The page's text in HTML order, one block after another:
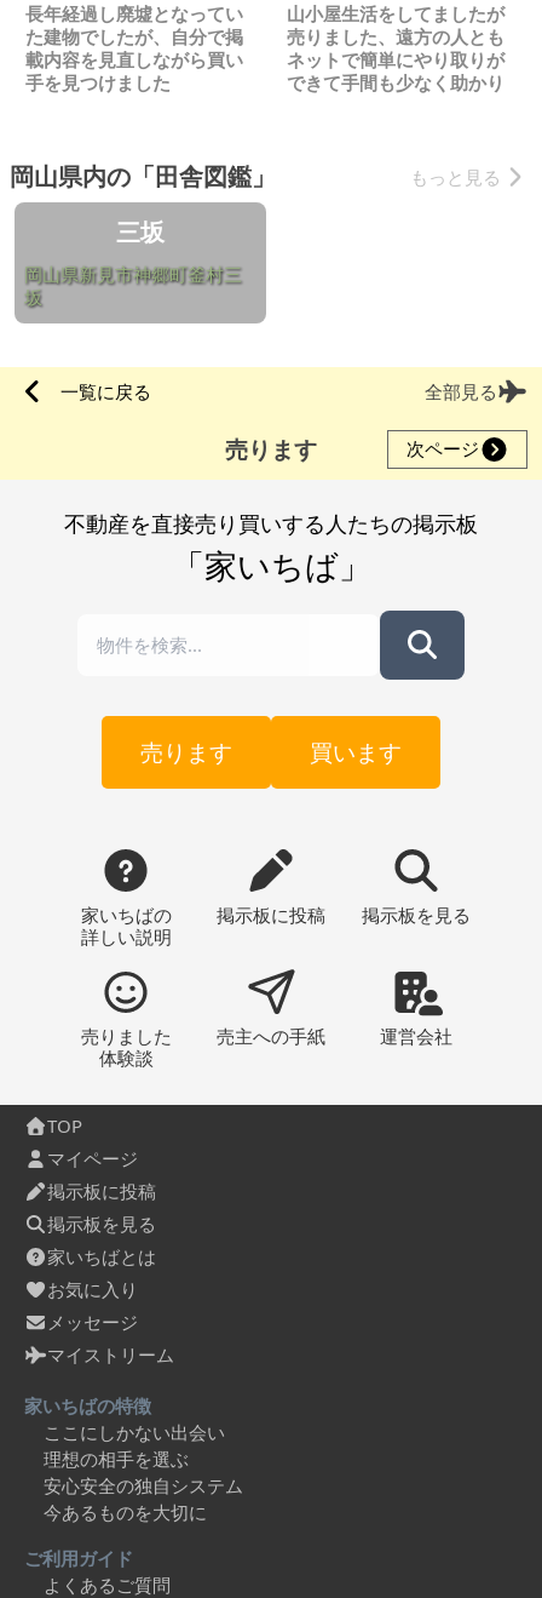
長年経過し廃墟となってい
た建物でしたが、自分で掲
載内容を見直しながら買い
手を見つけました
山小屋生活をしてましたが
売りました、遠方の人とも
ネットで簡単にやり取りが
できて手間も少なく助かり
岡山県内の「田舎図鑑」 もっと見る
三坂
岡山県新見市神郷町釜村三
坂
一覧に戻る 全部見る
売ります 次ページ
不動産を直接売り買いする人たちの掲示板
「家いちば」
売ります 買います
家いちばの
詳しい説明
掲示板に投稿 掲示板 を見る
売りました
体験談
売主への手紙 運営会社
TOP
マイページ
掲示板に投稿
掲示板を見る
家いちばとは
お気に入り
メッセージ
マイストリーム
家いちばの特徴
ここにしかない出会い
理想の相手を選ぶ
安心安全の独自システム
今あるものを大切に
ご利用ガイド
よくあるご質問